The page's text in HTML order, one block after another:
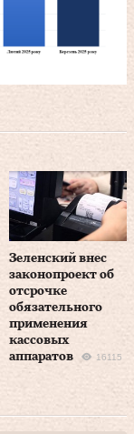
Зеленский внес
законопроект об
отсрочке
обязательного
применения
кассовых
аппаратов
16115